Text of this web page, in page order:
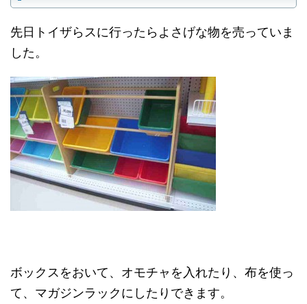
先日トイザらスに行ったらよさげな物を売っていま
した。
ボックスをおいて、オモチャを入れたり、布を使っ
て、マガジンラックにしたりできます。